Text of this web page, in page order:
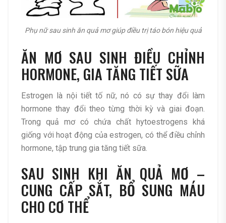
Phụ nữ sau sinh ăn quả mơ giúp điều trị táo bón hiệu quả
ĂN MƠ SAU SINH ĐIỀU CHỈNH
HORMONE, GIA TĂNG TIẾT SỮA
Estrogen là nội tiết tố nữ, nó có sự thay đổi làm
hormone thay đổi theo từng thời kỳ và giai đoạn.
Trong quả mơ có chứa chất hytoestrogens khá
giống với hoạt động của estrogen, có thể điều chỉnh
hormone, tập trung gia tăng tiết sữa.
SAU SINH KHI ĂN QUẢ MƠ –
CUNG CẤP SẮT, BỔ SUNG MÁU
CHO CƠ THỂ